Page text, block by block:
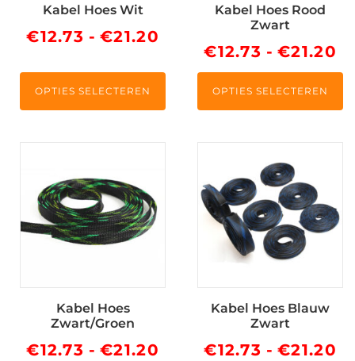
Kabel Hoes Wit
€12.73 - €21.20 Prijsklasse:
€12.73
€21.20
OPTIES SELECTEREN
gekozen
worden
de
productpagina
Kabel Hoes Rood
Zwart
€12.73 - €21.20
OPTIES SELECTEREN
gekozen
op
de
productpagina
Kabel Hoes
Zwart/Groen
€12.73 - €21.20 Prijsklasse:
heeft
meerdere
variaties.
gekozen
worden
op
Kabel Hoes Blauw
Zwart
€12.73 - €21.20
heeft
meerdere
variaties.
gekozen
op